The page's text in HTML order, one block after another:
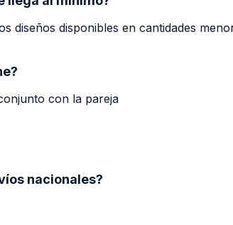
diseños disponibles en cantidades
con la pareja
nacionales?